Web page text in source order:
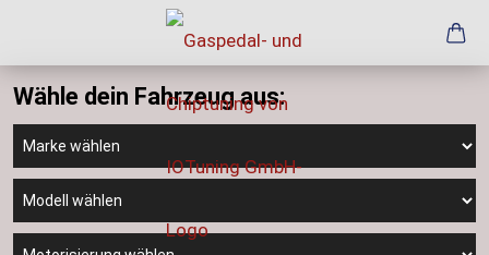
Wähle dein Fahrzeug aus: